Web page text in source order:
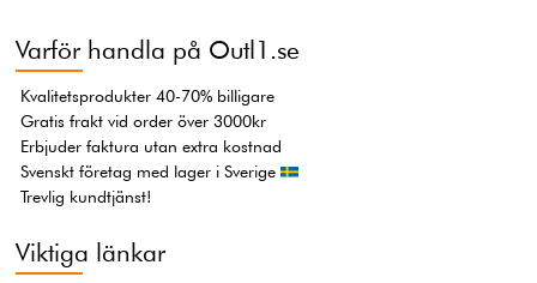
Varför handla på Outl1.se
Kvalitetsprodukter 40-70% billigare
Gratis frakt vid order över 3000kr
Erbjuder faktura utan extra kostnad
Svenskt företag med lager i Sverige
Trevlig kundtjänst!
Viktiga länkar